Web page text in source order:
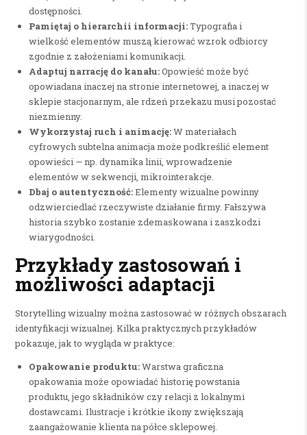
dostępności.
Pamiętaj o hierarchii informacji:Typografia i
wielkość elementów muszą kierować wzrok odbiorcy
zgodnie z założeniami komunikacji.
Adaptuj narrację do kanału:Opowieść może być
opowiadana inaczej na stronie internetowej, a inaczej w
sklepie stacjonarnym, ale rdzeń przekazu musi pozostać
niezmienny.
Wykorzystaj ruch i animację:W materiałach
cyfrowych subtelna animacja może podkreślić element
opowieści — np. dynamika linii, wprowadzenie
elementów w sekwencji, mikrointerakcje.
Dbaj o autentyczność:Elementy wizualne powinny
odzwierciedlać rzeczywiste działanie firmy. Fałszywa
historia szybko zostanie zdemaskowana i zaszkodzi
wiarygodności.
Przykłady zastosowań i
możliwości adaptacji
Storytelling wizualny można zastosować w różnych obszarach
identyfikacji wizualnej. Kilka praktycznych przykładów
pokazuje, jak to wygląda w praktyce:
Opakowanie produktu:Warstwa graficzna
opakowania może opowiadać historię powstania
produktu, jego składników czy relacji z lokalnymi
dostawcami. Ilustracje i krótkie ikony zwiększają
zaangażowanie klienta na półce sklepowej.